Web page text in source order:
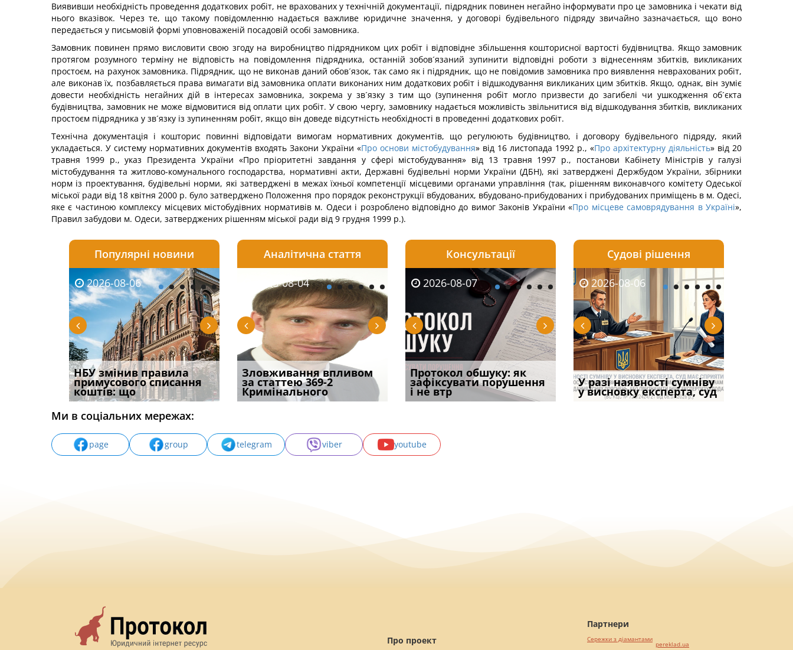
Виявивши необхідність проведення додаткових робіт, не врахованих у технічній документації, підрядник повинен негайно інформувати про це замовника і чекати від
нього вказівок. Через те, що такому повідомленню надається важливе юридичне значення, у договорі будівельного підряду звичайно зазначається, що воно
передається у письмовій формі уповноваженій посадовій особі замовника.
Замовник повинен прямо висловити свою згоду на виробництво підрядником цих робіт і відповідне збільшення кошторисної вартості будівництва. Якщо замовник
протягом розумного терміну не відповість на повідомлення підрядника, останній зобов´язаний зупинити відповідні роботи з віднесенням збитків, викликаних
простоєм, на рахунок замовника. Підрядник, що не виконав даний обов´язок, так само як і підрядник, що не повідомив замовника про виявлення неврахованих робіт,
але виконав їх, позбавляється права вимагати від замовника оплати виконаних ним додаткових робіт і відшкодування викликаних цим збитків. Якщо, однак, він зуміє
довести необхідність негайних дій в інтересах замовника, зокрема у зв´язку з тим що (зупинення робіт могло призвести до загибелі чи ушкодження об´єкта
будівництва, замовник не може відмовитися від оплати цих робіт. У свою чергу, замовнику надається можливість звільнитися від відшкодування збитків, викликаних
простоєм підрядника у зв´язку із зупиненням робіт, якщо він доведе відсутність необхідності в проведенні додаткових робіт.
Технічна документація і кошторис повинні відповідати вимогам нормативних документів, що регулюють будівництво, і договору будівельного підряду, який
укладається. У систему нормативних документів входять Закони України «Про основи містобудування» від 16 листопада 1992 р., «Про архітектурну діяльність» від 20
травня 1999 р., указ Президента України «Про пріоритетні завдання у сфері містобудування» від 13 травня 1997 р., постанови Кабінету Міністрів у галузі
містобудування та житлово-комунального господарства, нормативні акти, Державні будівельні норми України (ДБН), які затверджені Держбудом України, збірники
норм із проектування, будівельні норми, які затверджені в межах їхньої компетенції місцевими органами управління (так, рішенням виконавчого комітету Одеської
міської ради від 18 квітня 2000 р. було затверджено Положення про порядок реконструкції вбудованих, вбудовано-прибудованих і прибудованих приміщень в м. Одесі,
яке є частиною комплексу місцевих містобудівних нормативів м. Одеси і розроблено відповідно до вимог Законів України «Про місцеве самоврядування в Україні»,
Правил забудови м. Одеси, затверджених рішенням міської ради від 9 грудня 1999 р.).
Популярні новини
2026-08-06
НБУ змінив правила
примусового списання
коштів: що
2026-08-06
Якщо суд встановив для
відшкодування шкоди
наявніс
2026-08-06
Документи, на яких не
проставляється
апостиль: пер
2026-08-05
Суд оштрафував
командира військової
частини за ігн
2026-08-05
Чоловік помер, але
позика
фраза «на
Аналітична стаття
2026-08-03
Водії можуть отримати
компенсацію за
незаконні дії
2026-08-04
Зловживання впливом
за статтею 369-2
Кримінального
2026-08-04
Переоформлення
відстрочки за іншою
підставою: нов
2026-08-03
Огляд практики ВС від
Ростислава Кравця, що
опублі
2026-08-03
ПРОБЛЕМА
ПРАКТИКИ», АБО
Консультації
2026-08-05
Штраф, догана чи
в’язниця: що загрожує
лікарю за р
2026-08-07
Протокол обшуку: як
зафіксувати порушення
і не втр
2026-08-06
Исключение с воинского
учета по возрасту:
возможно
2026-08-06
Виключення з
військового
віком: чи
Судові рішення
2026-07-30
Восьмий ААС фактично
підтвердив, що ЦВЛК
може скас
2026-08-06
У разі наявності сумніву
у висновку експерта, суд
Ми в соціальних мережах:
page group telegram viber youtube
Про проект
Партнери
Сережки з діамантами
pereklad.ua